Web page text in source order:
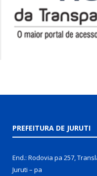
PREFEITURA DE JURUTI
End.: Rodovia pa 257,
Juruti – pa